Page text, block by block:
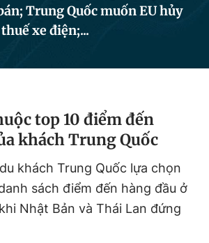
Liên hệ quảng cáo
0908 780 404
RSS Tòa soạn
Ngọc Toàn
trực: Hải Thành
Hiếu Dũng
Việt Hưng
Đức Trung
Trung Quốc muốn EU hủy
xe điện;...
top 10 điểm đến
khách Trung Quốc
khách Trung Quốc lựa chọn
sách điểm đến hàng đầu ở
Nhật Bản và Thái Lan đứng